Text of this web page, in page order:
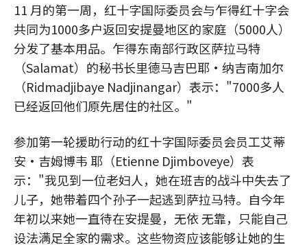
11 月的第一周，红十字国际委员会与乍得红十字会
共同为1000多户返回安提曼地区的家庭（5000人）
分发了基本用品。乍得东南部行政区萨拉马特
（Salamat）的秘书长里德马吉巴耶•纳吉南加尔
（Ridmadjibaye Nadjinangar）表示："7000多人
已经返回他们原先居住的社区。"
参加第一轮援助行动的红十字国际委员会员工艾蒂
安•吉姆博韦 耶（Etienne Djimboveye）表
示："我见到一位老妇人，她在班吉的战斗中失去了
儿子，她带着四个孙子一起逃到萨拉马特。自今年
年初以来她一直待在安提曼，无依 无靠，只能自己
设法满足全家的需求。这些物资应该能够让她的生